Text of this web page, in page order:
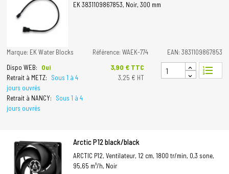
EK 3831109867853, Noir, 300 mm
Marque: EK Water Blocks Référence: WAEK-774
EAN: 3831109867853
Dispo WEB:
Oui
Retrait à METZ:
Sous 1 à 4
jours ouvrés
Retrait à NANCY:
Sous 1 à 4
jours ouvrés
Prix
3,90 € TTC
3,25 € HT
format_list_numbered
Arctic P12 black/black
ARCTIC P12, Ventilateur, 12 cm, 1800 tr/min, 0,3 sone,
95,65 m³/h, Noir